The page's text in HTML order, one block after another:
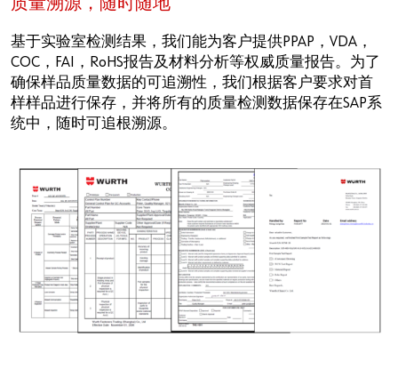
基于实验室检测结果，我们能为客户提供PPAP，VDA，
COC，FAI，RoHS报告及材料分析等权威质量报告。为了
确保样品质量数据的可追溯性，我们根据客户要求对首
样样品进行保存，并将所有的质量检测数据保存在SAP系
统中，随时可追根溯源。